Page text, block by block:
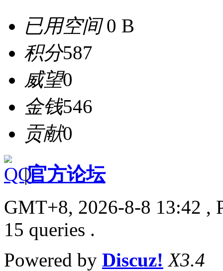
已用空间0 B
积分587
威望0
金钱546
贡献0
|官方论坛
GMT+8, 2026-8-8 13:42 ,
15 queries .
Powered by Discuz! X3.4